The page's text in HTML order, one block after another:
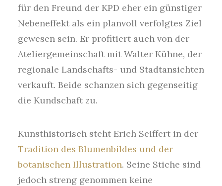
für den Freund der KPD eher ein günstiger
Nebeneffekt als ein planvoll verfolgtes Ziel
gewesen sein. Er profitiert auch von der
Ateliergemeinschaft mit Walter Kühne, der
regionale Landschafts- und Stadtansichten
verkauft. Beide schanzen sich gegenseitig
die Kundschaft zu.
Kunsthistorisch steht Erich Seiffert in der
Tradition des Blumenbildes und der
botanischen Illustration. Seine Stiche sind
jedoch streng genommen keine